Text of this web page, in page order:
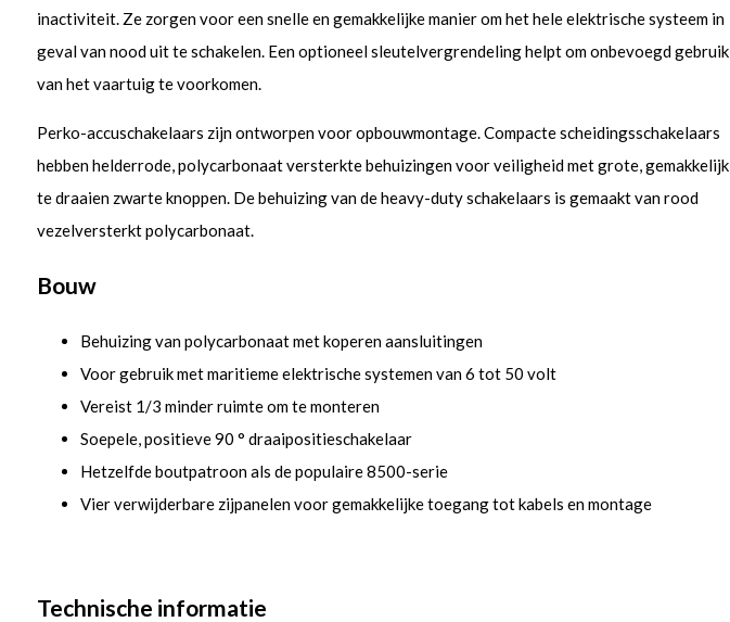
inactiviteit. Ze zorgen voor een snelle en gemakkelijke manier om het hele elektrische systeem in
geval van nood uit te schakelen. Een optioneel sleutelvergrendeling helpt om onbevoegd gebruik
van het vaartuig te voorkomen.
Perko-accuschakelaars zijn ontworpen voor opbouwmontage. Compacte scheidingsschakelaars
hebben helderrode, polycarbonaat versterkte behuizingen voor veiligheid met grote, gemakkelijk
te draaien zwarte knoppen. De behuizing van de heavy-duty schakelaars is gemaakt van rood
vezelversterkt polycarbonaat.
Bouw
Behuizing van polycarbonaat met koperen aansluitingen
Voor gebruik met maritieme elektrische systemen van 6 tot 50 volt
Vereist 1/3 minder ruimte om te monteren
Soepele, positieve 90 ° draaipositieschakelaar
Hetzelfde boutpatroon als de populaire 8500-serie
Vier verwijderbare zijpanelen voor gemakkelijke toegang tot kabels en montage
Technische informatie